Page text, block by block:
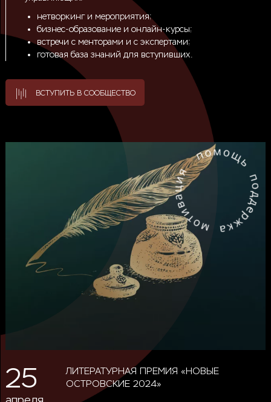
нетворкинг и мероприятия;
бизнес-образование и онлайн-курсы;
встречи с менторами и с экспертами;
готовая база знаний для вступивших.
ВСТУПИТЬ В СООБЩЕСТВО
25
ЛИТЕРАТУРНАЯ ПРЕМИЯ «НОВЫЕ
ОСТРОВСКИЕ 2024»